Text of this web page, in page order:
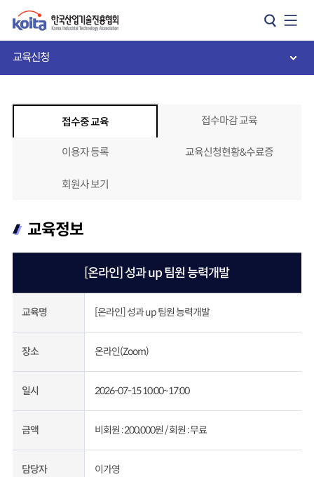
교육신청
접수중 교육 접수마감 교육
이용자 등록 교육신청현황&수료증
회원사 보기
교육정보
[온라인] 성과 up 팀원 능력개발
교육명 [온라인] 성과 up 팀원 능력개발
장소 온라인(Zoom)
일시 2026-07-15 10:00~17:00
금액 비회원 : 200,000원 /회원 : 무료
담당자 이가영